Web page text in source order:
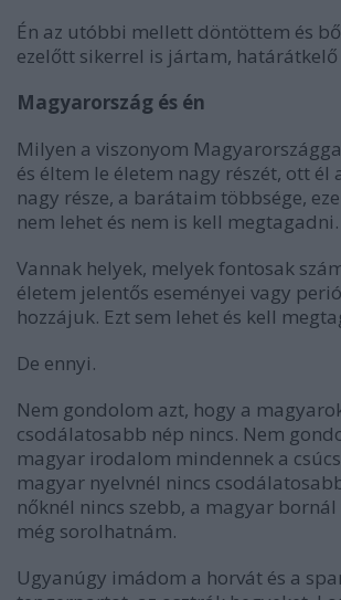
Én az utóbbi mellett döntöttem és bő
ezelőtt sikerrel is jártam,
Magyarország és én
Milyen a viszonyom
és éltem le életem nagy részét, ott él
nagy része, a barátaim többsége,
nem lehet és nem is kell megtagadni.
Vannak helyek, melyek fontosak
életem jelentős eseményei vagy
hozzájuk. Ezt sem lehet és kell
De ennyi.
Nem gondolom azt, hogy a
csodálatosabb nép nincs. Nem
magyar irodalom mindennek a
magyar nyelvnél nincs
nőknél nincs szebb, a magyar
még sorolhatnám.
Ugyanúgy imádom a horvát és a